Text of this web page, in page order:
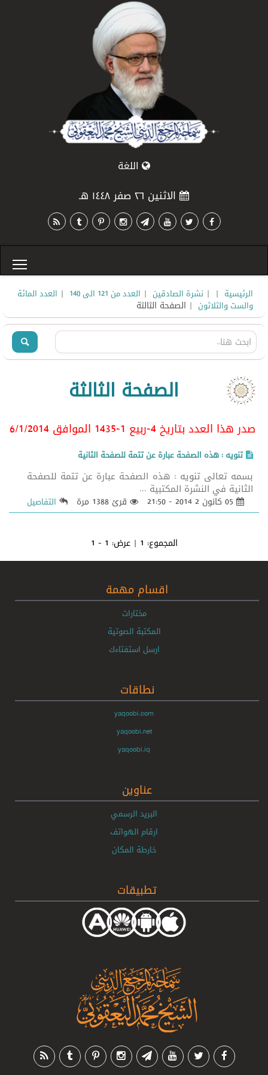
اللغة
الاثنين ٢٦ صفر ١٤٤٨ هـ
الرئيسية |
| نشرة الصادقين | العدد من 121 الى 140 | العدد المائة
والست والثلاثون | الصفحة الثالثة
الصفحة الثالثة
صدر هذا العدد بتاريخ 4-ربيع 1-1435 الموافق 6/1 /2014
تنويه : هذه الصفحة عبارة عن تتمة للصفحة الثانية
بسمه تعالى تنويه : هذه الصفحة عبارة عن تتمة للصفحة
الثانية في النشرة المكتبية ...
قرئ 1388 مرة التفاصيل
المجموع: 1 | عرض: 1 - 1
اقسام مهمة
مختارات
المكتبة الصوتية
ارسل استفتاءك
نطاقات
yaqoobi.com
yaqoobi.net
yaqoobi.iq
عناوين
البريد الرسمي
ارقام الهواتف
خارطة المكان
تطبيقات